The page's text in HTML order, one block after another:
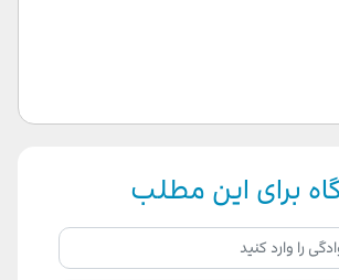
برای این مطلب